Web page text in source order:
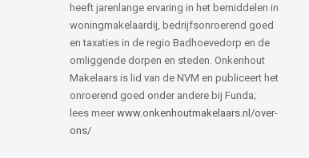
heeft jarenlange ervaring in het bemiddelen in
woningmakelaardij, bedrijfsonroerend goed
en taxaties in de regio Badhoevedorp en de
omliggende dorpen en steden. Onkenhout
Makelaars is lid van de NVM en publiceert het
onroerend goed onder andere bij Funda;
lees meer www.onkenhoutmakelaars.nl/over-
ons/